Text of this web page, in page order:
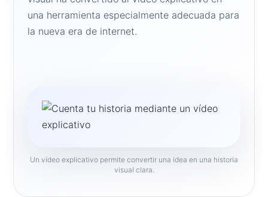
una herramienta especialmente adecuada para
la nueva era de internet.
Un vídeo explicativo permite convertir una idea en una historia
visual clara.